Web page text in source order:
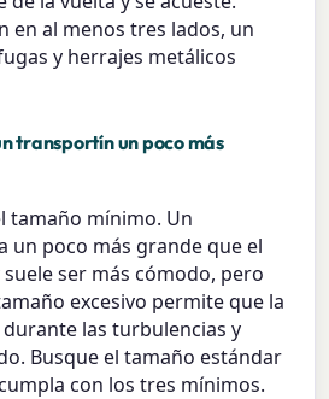
en al menos tres lados, un
y herrajes metálicos
transportín un poco más
tamaño mínimo. Un
un poco más grande que el
ser más cómodo, pero
excesivo permite que la
las turbulencias y
Busque el tamaño estándar
con los tres mínimos.